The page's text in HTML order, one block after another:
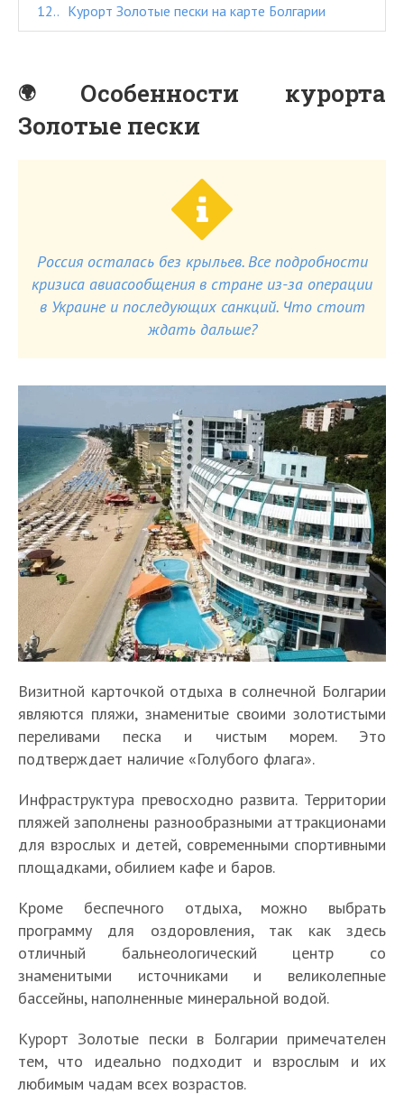
12.
Курорт Золотые пески на карте Болгарии
Особенности курорта
Золотые пески
Россия осталась без крыльев. Все подробности
кризиса авиасообщения в стране из-за операции
в Украине и последующих санкций. Что стоит
ждать дальше?
Визитной карточкой отдыха в солнечной Болгарии
являются пляжи, знаменитые своими золотистыми
переливами песка и чистым морем. Это
подтверждает наличие «Голубого флага».
Инфраструктура превосходно развита. Территории
пляжей заполнены разнообразными аттракционами
для взрослых и детей, современными спортивными
площадками, обилием кафе и баров.
Кроме беспечного отдыха, можно выбрать
программу для оздоровления, так как здесь
отличный бальнеологический центр со
знаменитыми источниками и великолепные
бассейны, наполненные минеральной водой.
Курорт Золотые пески в Болгарии примечателен
тем, что идеально подходит и взрослым и их
любимым чадам всех возрастов.